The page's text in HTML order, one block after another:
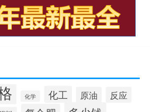
化学 化工 原油 反应